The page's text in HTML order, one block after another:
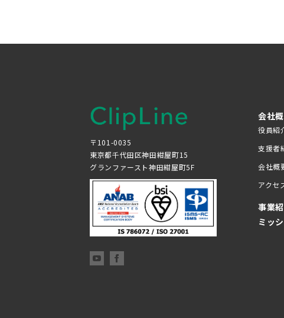
〒101-0035
東京都千代田区神田紺屋町15
グランファースト神田紺屋町5F
会社
役員紹
支援者
会社概
アクセ
事業
ミッ